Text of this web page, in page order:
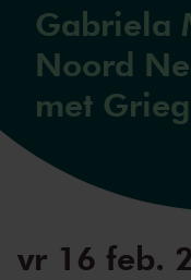
Gabriela
Noord
met
vr 16 feb.